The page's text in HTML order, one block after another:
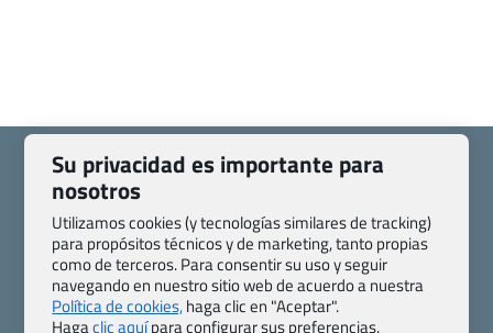
Quienes somos
Contacto
Pasaporte, Visado, Salud y otras disposiciones específicas
Blog de Viajes.com
Registro de agencias
Preguntas frecuentes
Condiciones generales
Su privacidad es importante para
nosotros
Utilizamos cookies (y tecnologías similares de tracking)
para propósitos técnicos y de marketing, tanto propias
como de terceros. Para consentir su uso y seguir
navegando en nuestro sitio web de acuerdo a nuestra
Política de cookies,haga clic en "Aceptar".
Hagaclic aquípara configurar sus preferencias.